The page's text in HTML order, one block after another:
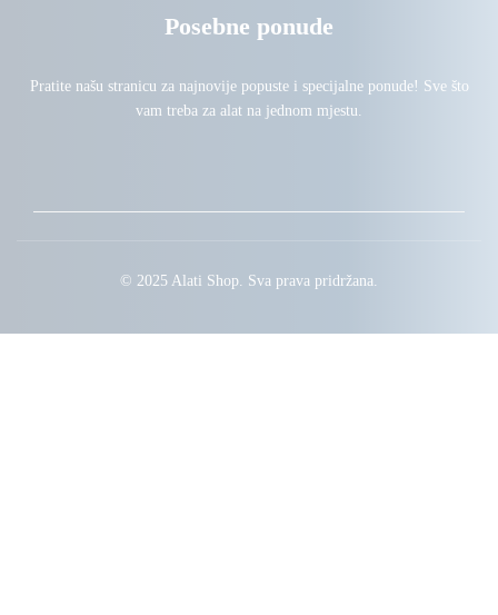
Posebne ponude
Pratite našu stranicu za najnovije popuste i specijalne ponude! Sve što
vam treba za alat na jednom mjestu.
© 2025 Alati Shop. Sva prava pridržana.